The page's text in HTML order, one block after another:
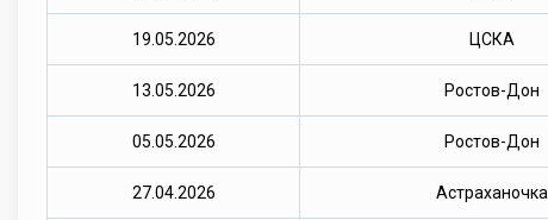
19.05.2026 ЦСКА
13.05.2026 Ростов-Дон
05.05.2026 Ростов-Дон
27.04.2026 Астраханочка